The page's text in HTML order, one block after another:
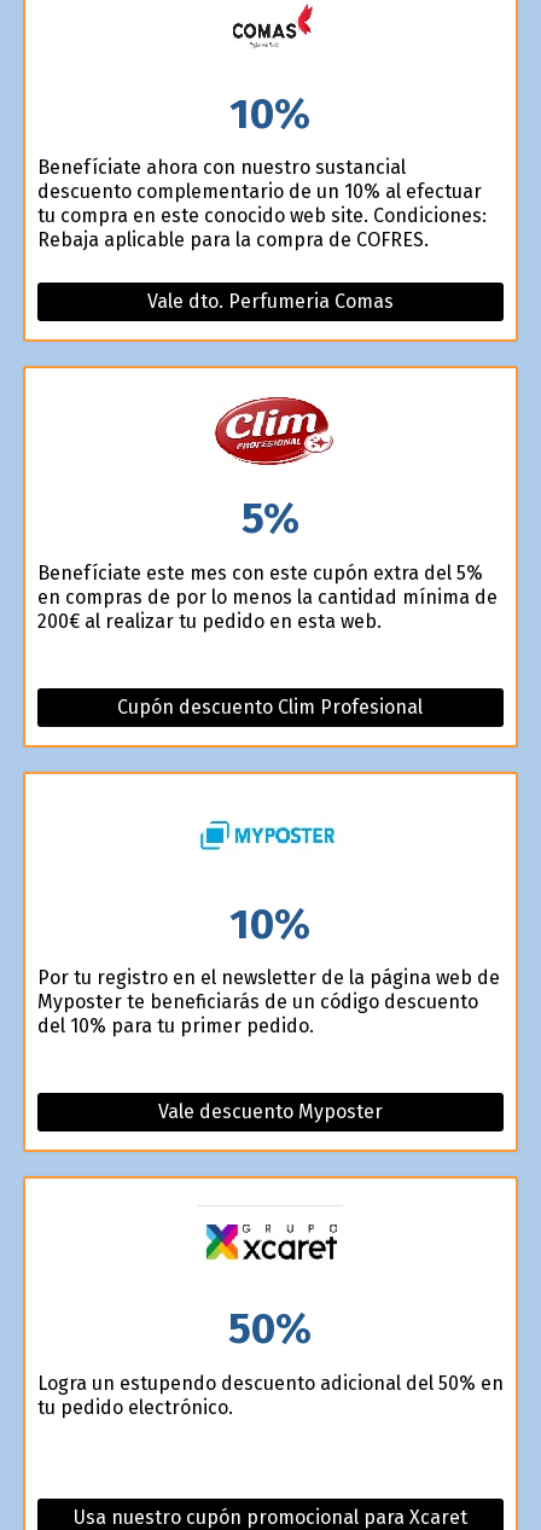
10%
Benefíciate ahora con nuestro sustancial
descuento complementario de un 10% al efectuar
tu compra en este conocido web site. Condiciones:
Rebaja aplicable para la compra de COFRES.
Vale dto. Perfumeria Comas
5%
Benefíciate este mes con este cupón extra del 5%
en compras de por lo menos la cantidad mínima de
200€ al realizar tu pedido en esta web.
Cupón descuento Clim Profesional
10%
Por tu registro en el newsletter de la página web de
Myposter te beneficiarás de un código descuento
del 10% para tu primer pedido.
Vale descuento Myposter
50%
Logra un estupendo descuento adicional del 50% en
tu pedido electrónico.
Usa nuestro cupón promocional para Xcaret